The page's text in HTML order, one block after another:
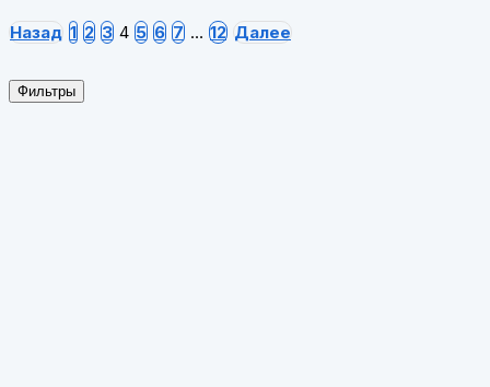
Назад 1 2 3 4 5 6 7 … 12 Далее
Фильтры